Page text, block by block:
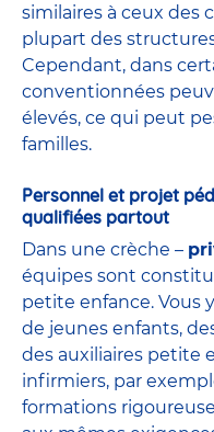
similaires à ceux des
plupart des
Cependant, dans
conventionnées
élevés, ce qui peut
familles.
Personnel et projet
qualifiées partout
Dans une crèche –
équipes sont
petite enfance. Vous
de jeunes enfants,
des auxiliaires petite
infirmiers, par
formations